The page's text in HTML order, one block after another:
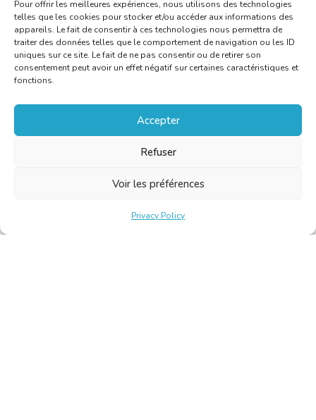
Pour offrir les meilleures expériences, nous utilisons des technologies
telles que les cookies pour stocker et/ou accéder aux informations des
appareils. Le fait de consentir à ces technologies nous permettra de
traiter des données telles que le comportement de navigation ou les ID
uniques sur ce site. Le fait de ne pas consentir ou de retirer son
consentement peut avoir un effet négatif sur certaines caractéristiques et
fonctions.
Accepter
Refuser
Voir les préférences
Privacy Policy